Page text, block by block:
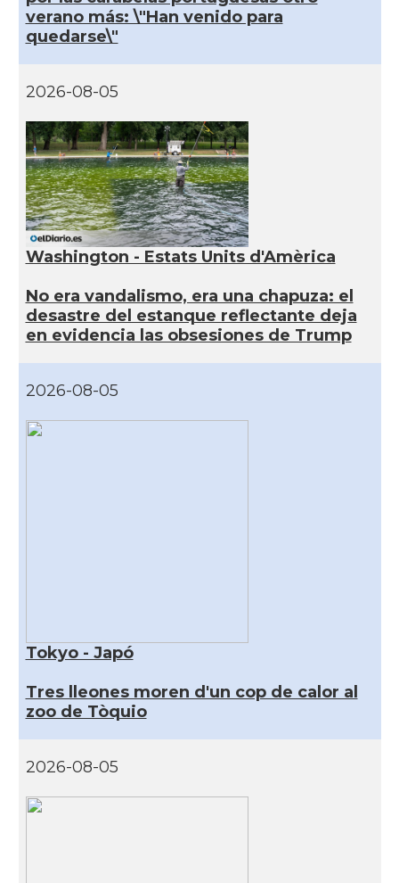
verano más: \"Han venido para
quedarse\"
2026-08-05
Washington - Estats Units d'Amèrica
No era vandalismo, era una chapuza: el
desastre del estanque reflectante deja
en evidencia las obsesiones de Trump
2026-08-05
Tokyo - Japó
Tres lleones moren d'un cop de calor al
zoo de Tòquio
2026-08-05